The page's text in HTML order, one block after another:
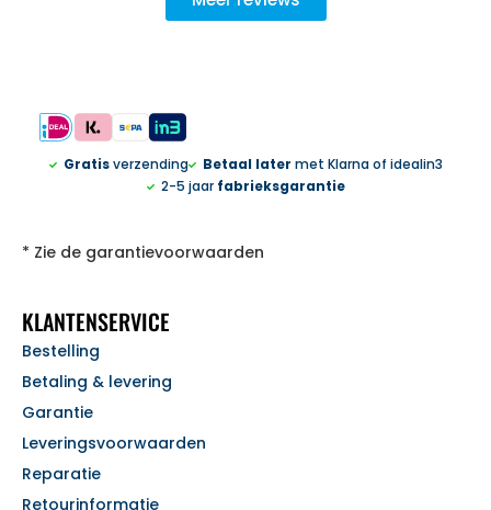
Gratisverzending Betaal later met Klarna of idealin3
2-5 jaar fabrieksgarantie
* Zie de garantievoorwaarden
KLANTENSERVICE
Bestelling
Betaling & levering
Garantie
Leveringsvoorwaarden
Reparatie
Retourinformatie